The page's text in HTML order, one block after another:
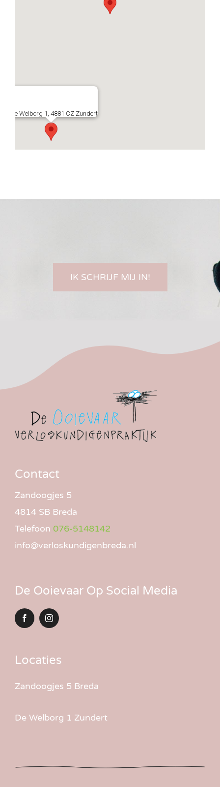
De Welborg 1, 4881 CZ Zundert
IK SCHRIJF MIJ IN!
Contact
Zandoogjes 5
4814 SB Breda
Telefoon 076-5148142
info@verloskundigenbreda.nl
De Ooievaar Op Social Media
Locaties
Zandoogjes 5 Breda
De Welborg 1 Zundert